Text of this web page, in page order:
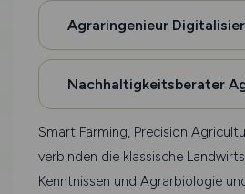
Agraringenieur
Nachhaltigkeitsberater
Smart Farming, Precision
verbinden die klassische
Kenntnissen und Agrarbiologie